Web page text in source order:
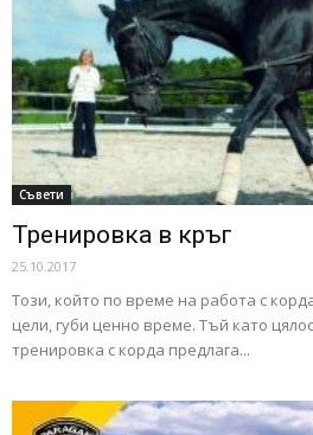
Съвети
Тренировка в кръг
25.10.2017
Този, който по време на работа с
цели, губи ценно време. Тъй като
тренировка с корда предлага...